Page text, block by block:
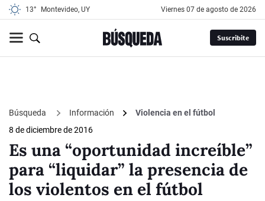
13° Montevideo, UY viernes 07 de agosto de 2026
Suscribite
Búsqueda Información
Violencia en el fútbol
8 de diciembre de 2016
Es una “oportunidad increíble”
para “liquidar” la presencia de
los violentos en el fútbol